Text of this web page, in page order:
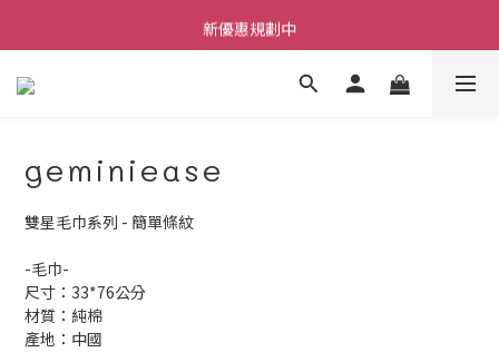
每筆訂單不限金額贈送小禮物
新優惠規劃中
每筆訂單不限金額贈送小禮物
geminiease
雙星毛巾系列 - 簡單條紋
-毛巾-
尺寸：33*76公分
材質：純棉
產地：中國